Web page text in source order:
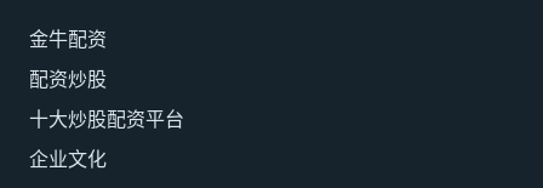
金牛配资
配资炒股
十大炒股配资平台
企业文化